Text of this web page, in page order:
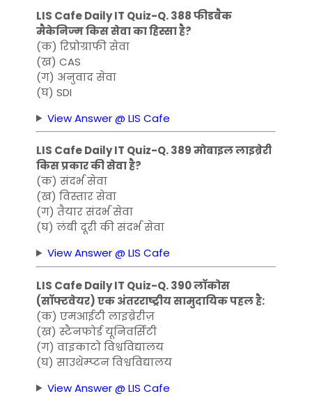
LIS Cafe Daily IT Quiz-Q. 388 फीडबैक
मैकेनिज्म किस सेवा का हिस्सा है?
(क) रिप्रोग्राफी सेवा
(ख) CAS
(ग) अनुवाद सेवा
(घ) SDI
View Answer @ LIS Cafe
LIS Cafe Daily IT Quiz-Q. 389 मोबाइल लाइब्रेरी
किस प्रकार की सेवा है?
(क) संदर्भ सेवा
(ख) विस्तार सेवा
(ग) तैयार संदर्भ सेवा
(घ) लंबी दूरी की संदर्भ सेवा
View Answer @ LIS Cafe
LIS Cafe Daily IT Quiz-Q. 390 लॉकोस
(सॉफ्टवेयर) एक अंतरराष्ट्रीय सामुदायिक पहल है:
(क) एमआईटी लाइब्रेरीज़
(ख) स्टैनफोर्ड यूनिवर्सिटी
(ग) वाइकाटो विश्वविद्यालय
(घ) साउथेम्प्टन विश्वविद्यालय
View Answer @ LIS Cafe